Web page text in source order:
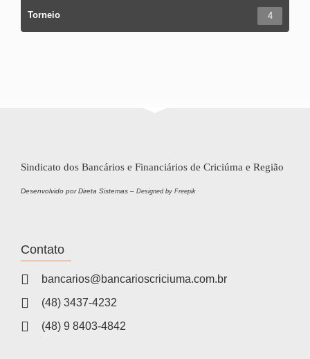
Torneio 4
Sindicato dos Bancários e Financiários de Criciúma e Região
Desenvolvido por Direta Sistemas – Designed by Freepik
Contato
bancarios@bancarioscriciuma.com.br
(48) 3437-4232
(48) 9 8403-4842